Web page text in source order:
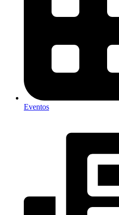
Eventos